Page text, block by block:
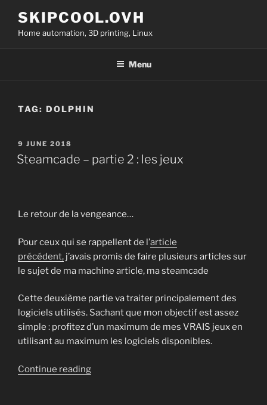
content
SKIPCOOL.OVH
Home automation, 3D printing, Linux
Menu
TAG: DOLPHIN
POSTED
ON
9 JUNE 2018
Steamcade – partie 2 : les jeux
Le retour de la vengeance…
Pour ceux qui se rappellent de l’article
précédent, j’avais promis de faire plusieurs articles sur
le sujet de ma machine article, ma steamcade
Cette deuxième partie va traiter principalement des
logiciels utilisés. Sachant que mon objectif est assez
simple : profitez d’un maximum de mes VRAIS jeux en
utilisant au maximum les logiciels disponibles.
Continue reading“Steamcade